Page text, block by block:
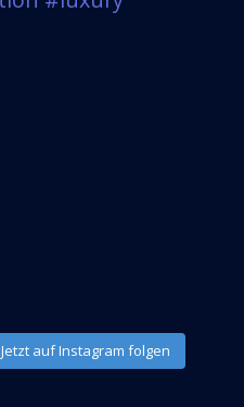
Jetzt auf Instagram folgen